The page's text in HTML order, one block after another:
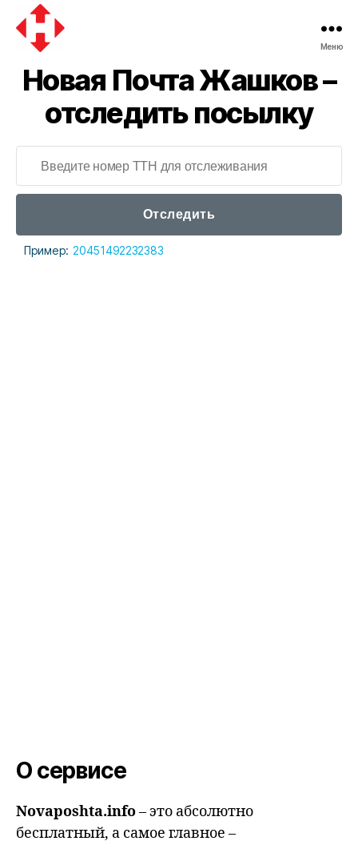
почта
Меню
Новая Почта Жашков –
отследить посылку
Отследить
Пример: 20451492232383
О сервисе
Novaposhta.info– это абсолютно
бесплатный, а самое главное –